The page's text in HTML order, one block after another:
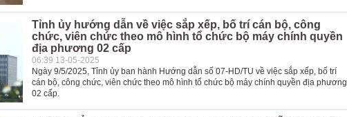
Tỉnh ủy hướng dẫn về việc sắp xếp, bố trí cán bộ, công
chức, viên chức theo mô hình tổ chức bộ máy chính quyền
địa phương 02 cấp
06:39 13-05-2025
Ngày 9/5/2025, Tỉnh ủy ban hành Hướng dẫn số 07-HD/TU về việc sắp xếp, bố trí
cán bộ, công chức, viên chức theo mô hình tổ chức bộ máy chính quyền địa phương
02 cấp.